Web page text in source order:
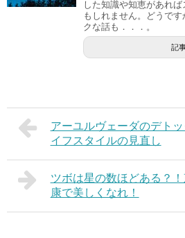
した知識や知恵があれ
もしれません。どうで
クな話も．．．。
記
アーユルヴェーダのデト
イフスタイルの見直し
ツボは星の数ほどある？
康で美しくなれ！